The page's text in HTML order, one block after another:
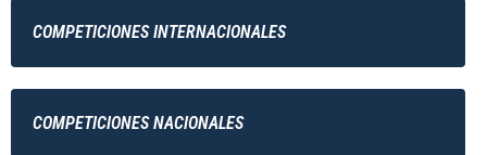
COMPETICIONES INTERNACIONALES
COMPETICIONES NACIONALES